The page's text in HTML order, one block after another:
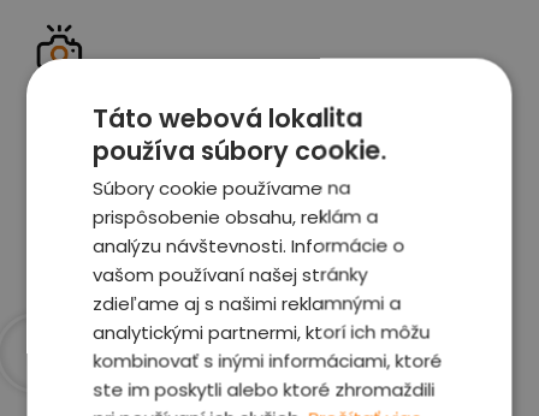
Celé auto z exteriéru aj interiéru nafotíme
vrátane závad a poškodení
Zobraziť report
Táto webová lokalita
používa súbory cookie.
Súbory cookie používame na
prispôsobenie obsahu, reklám a
analýzu návštevnosti. Informácie o
vašom používaní našej stránky
zdieľame aj s našimi reklamnými a
analytickými partnermi, ktorí ich môžu
kombinovať s inými informáciami, ktoré
ste im poskytli alebo ktoré zhromaždili